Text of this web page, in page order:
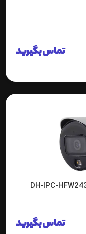
تماس بگیرید
تماس بگیرید